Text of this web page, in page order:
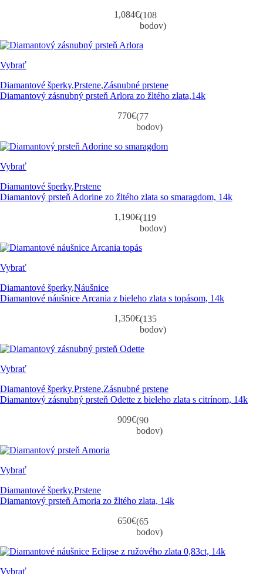
1,084€(108
bodov)
Vybrať
Diamantové šperky,Prstene,Zásnubné prstene
Diamantový zásnubný prsteň Arlora zo žltého zlata,14k
770€(77
bodov)
Vybrať
Diamantové šperky,Prstene
Diamantový prsteň Adorine zo žltého zlata so smaragdom, 14k
1,190€(119
bodov)
Vybrať
Diamantové šperky,Náušnice
Diamantové náušnice Arcania z bieleho zlata s topásom, 14k
1,350€(135
bodov)
Vybrať
Diamantové šperky,Prstene,Zásnubné prstene
Diamantový zásnubný prsteň Odette z bieleho zlata s citrínom, 14k
909€(90
bodov)
Vybrať
Diamantové šperky,Prstene
Diamantový prsteň Amoria zo žltého zlata, 14k
650€(65
bodov)
Vybrať